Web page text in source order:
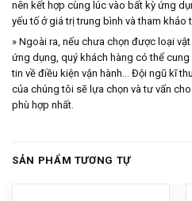
nên kết hợp cùng lúc vào bất kỳ ứng
yếu tố ở giá trị trung bình và tham khảo
» Ngoài ra, nếu chưa chọn được loại
ứng dụng, quý khách hàng có thể
tin về điều kiện vận hành… Đội ngũ kĩ
của chúng tôi sẽ lựa chọn và tư vấn
phù hợp nhất.
SẢN PHẨM TƯƠNG TỰ